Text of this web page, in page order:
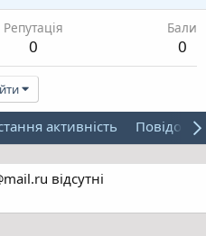
Репутація
0
Бали
0
активність
відсутні